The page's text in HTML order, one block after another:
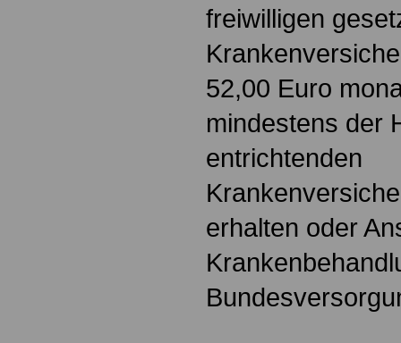
freiwilligen
52,00 Euro
mindestens der
entrichtenden
erhalten oder